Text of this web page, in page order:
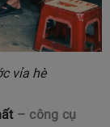
vỉa hè
– công cụ